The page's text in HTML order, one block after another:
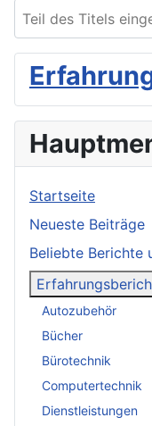
Startseite
Neueste Beiträge
Beliebte Berichte
Autozubehör
Bücher
Bürotechnik
Computertechnik
Dienstleistungen